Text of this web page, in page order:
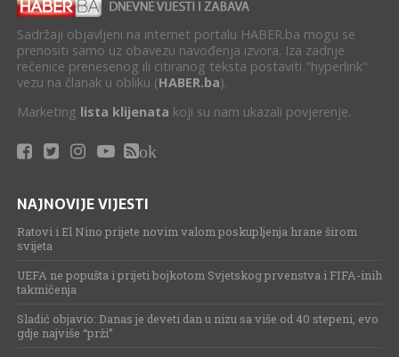
Sadržaji objavljeni na internet portalu HABER.ba mogu se
prenositi samo uz obavezu navođenja izvora. Iza zadnje
rečenice prenesenog ili citiranog teksta postaviti "hyperlink"
vezu na članak u obliku (HABER.ba).
Marketing lista klijenata koji su nam ukazali povjerenje.
ok
NAJNOVIJE VIJESTI
Ratovi i El Nino prijete novim valom poskupljenja hrane širom
svijeta
UEFA ne popušta i prijeti bojkotom Svjetskog prvenstva i FIFA-inih
takmičenja
Sladić objavio: Danas je deveti dan u nizu sa više od 40 stepeni, evo
gdje najviše “prži”